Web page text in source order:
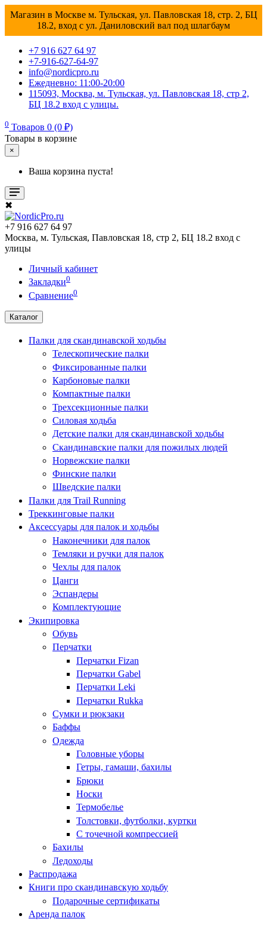
Магазин в Москве м. Тульская, ул. Павловская 18, стр. 2, БЦ
18.2, вход с ул. Даниловский вал под шлагбаум
+7 916 627 64 97
+7-916-627-64-97
info@nordicpro.ru
Ежедневно: 11:00-20:00
115093, Москва, м. Тульская, ул. Павловская 18, стр 2,
БЦ 18.2 вход с улицы.
0 Товаров 0 (0 ₽)
Товары в корзине
×
Ваша корзина пуста!
✖
+7 916 627 64 97
Москва, м. Тульская, Павловская 18, стр 2, БЦ 18.2 вход с
улицы
Личный кабинет
Закладки0
Сравнение0
Каталог
Палки для скандинавской ходьбы
Телескопические палки
Фиксированные палки
Карбоновые палки
Компактные палки
Трехсекционные палки
Силовая ходьба
Детские палки для скандинавской ходьбы
Скандинавские палки для пожилых людей
Норвежские палки
Финские палки
Шведские палки
Палки для Trail Running
Треккинговые палки
Аксессуары для палок и ходьбы
Наконечники для палок
Темляки и ручки для палок
Чехлы для палок
Цанги
Эспандеры
Комплектующие
Экипировка
Обувь
Перчатки
Перчатки Fizan
Перчатки Gabel
Перчатки Leki
Перчатки Rukka
Сумки и рюкзаки
Баффы
Одежда
Головные уборы
Гетры, гамаши, бахилы
Брюки
Носки
Термобелье
Толстовки, футболки, куртки
С точечной компрессией
Бахилы
Ледоходы
Распродажа
Книги про скандинавскую ходьбу
Подарочные сертификаты
Аренда палок